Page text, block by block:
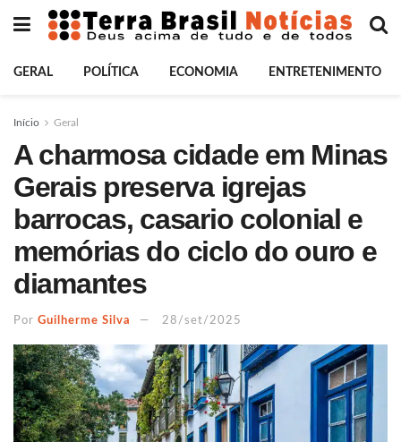
GERAL POLÍTICA ECONOMIA ENTRETENIMENTO
Início Geral
A charmosa cidade em Minas
Gerais preserva igrejas
barrocas, casario colonial e
memórias do ciclo do ouro e
diamantes
Por Guilherme Silva 28/set/2025